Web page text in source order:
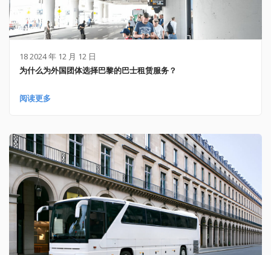
18 2024 年 12 月 12 日
为什么为外国团体选择巴黎的巴士租赁服务？
阅读更多